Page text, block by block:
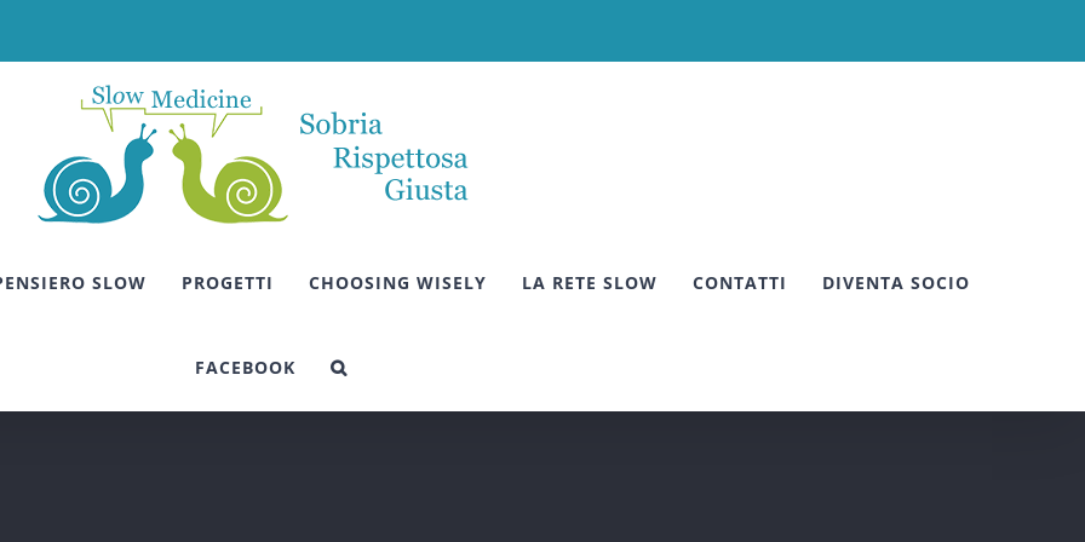
SLOW PROGETTI CHOOSING WISELY LA RETE SLOW CONTATTI DIVENTA SOCIO
FACEBOOK